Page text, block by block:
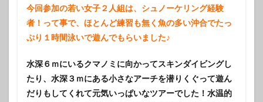
今回参加の若い女子２人組は、シュノーケリング経験
者！って事で、ほとんど練習も無く魚の多い沖合でたっ
ぷり１時間泳いで遊んでもらいました♪
水深６ｍにいるクマノミに向かってスキンダイビングし
たり、水深３ｍにある小さなアーチを潜りくぐって遊ん
だりもしてくれて元気いっぱいなツアーでした！水温的